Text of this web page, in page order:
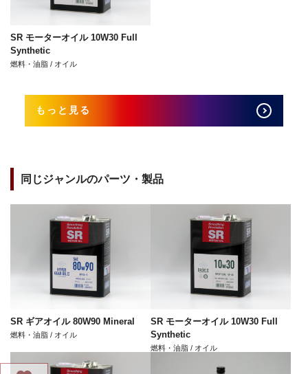
SR モーターオイル 10W30 Full
Synthetic
燃料・油脂 / オイル
もっと見る
同じジャンルのパーツ・製品
SR ギアオイル 80W90 Mineral
燃料・油脂 / オイル
SR モーターオイル 10W30 Full
Synthetic
燃料・油脂 / オイル